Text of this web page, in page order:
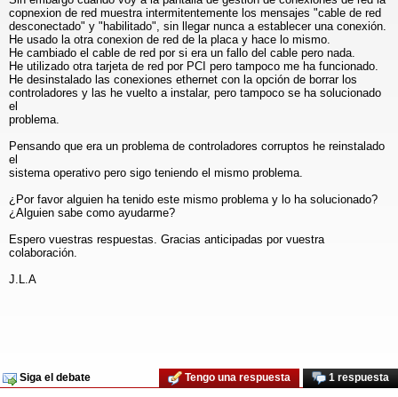
copnexion de red muestra intermitentemente los mensajes "cable de red
desconectado" y "habilitado", sin llegar nunca a establecer una conexión.
He usado la otra conexion de red de la placa y hace lo mismo.
He cambiado el cable de red por si era un fallo del cable pero nada.
He utilizado otra tarjeta de red por PCI pero tampoco me ha funcionado.
He desinstalado las conexiones ethernet con la opción de borrar los
controladores y las he vuelto a instalar, pero tampoco se ha solucionado
el
problema.
Pensando que era un problema de controladores corruptos he reinstalado
el
sistema operativo pero sigo teniendo el mismo problema.
¿Por favor alguien ha tenido este mismo problema y lo ha solucionado?
¿Alguien sabe como ayudarme?
Espero vuestras respuestas. Gracias anticipadas por vuestra
colaboración.
J.L.A
Siga el debate 1 respuesta
Tengo una respuesta